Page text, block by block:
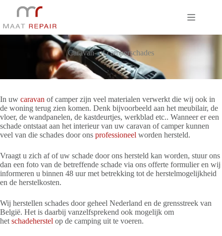
inhoud
Caravan- of camperschades
In uw caravan of camper zijn veel materialen verwerkt die wij ook in
de woning terug zien komen. Denk bijvoorbeeld aan het meubilair, de
vloer, de wandpanelen, de kastdeurtjes, werkblad etc.. Wanneer er een
schade ontstaat aan het interieur van uw caravan of camper kunnen
veel van die schades door ons professioneel worden hersteld.
Vraagt u zich af of uw schade door ons hersteld kan worden, stuur ons
dan een foto van de betreffende schade via ons offerte formulier en wij
informeren u binnen 48 uur met betrekking tot de herstelmogelijkheid
en de herstelkosten.
Wij herstellen schades door geheel Nederland en de grensstreek van
België. Het is daarbij vanzelfsprekend ook mogelijk om
het schadeherstel op de camping uit te voeren.